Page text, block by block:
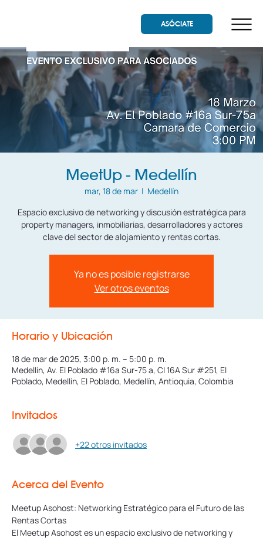
ASÓCIATE
MeetUp - Medellín
mar, 18 de mar
  |
Medellín
Espacio exclusivo de networking y discusión estratégica para
property managers, inmobiliarias, desarrolladores y actores
clave del sector de alojamiento y rentas cortas.
Ya no es posible registrarse
Ver otros eventos
Horario y Ubicación
18 de mar de 2025, 3:00 p. m. – 5:00 p. m.
Medellín, Av. El Poblado #16a Sur-75 a, Cl 16A Sur #251, El
Poblado, Medellín, El Poblado, Medellín, Antioquia, Colombia
Invitados
+22 otros invitados
Acerca del Evento
Meetup Asohost: Networking Estratégico para el Futuro de las
Rentas Cortas
El Meetup Asohost es un espacio exclusivo de networking y